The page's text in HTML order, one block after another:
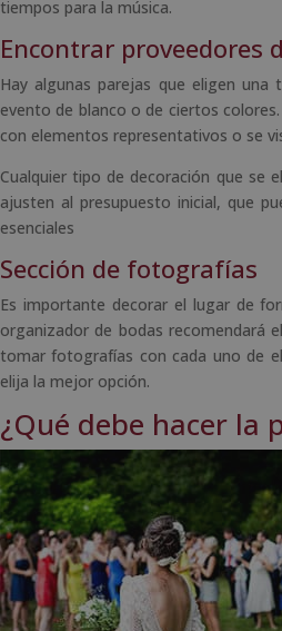
tiempos para la música.
Encontrar proveedores
Hay algunas parejas que eligen
evento de blanco o de ciertos
con elementos representativos o se
Cualquier tipo de decoración que se
ajusten al presupuesto inicial, que
esenciales
Sección de fotografías
Es importante decorar el lugar de
organizador de bodas recomendará
tomar fotografías con cada uno de
elija la mejor opción.
¿Qué debe hacer la